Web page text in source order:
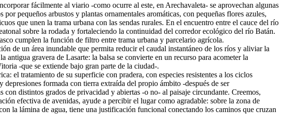
fácilmente al viario -como ocurre al este, en Arechavaleta- se aprovechan algunas
pequeños arbustos y plantas ornamentales aromáticas, con pequeñas flores azules,
que unen la trama urbana con las sendas rurales. En el encuentro entre el cauce del río
sobre la rodada y fortaleciendo la continuidad del corredor ecológico del río Batán.
cumplen la función de filtro entre trama urbana y parcelario agrícola.
de un área inundable que permita reducir el caudal instantáneo de los ríos y aliviar la
antigua gravera de Lasarte: la balsa se convierte en un recurso para acometer la
-que se extiende bajo gran parte de la ciudad-.
el tratamiento de su superficie con pradera, con especies resistentes a los ciclos
formada con tierra extraída del propio ámbito -después de ser
distintos grados de privacidad y abiertas -o no- al paisaje circundante. Creemos,
efectiva de avenidas, ayude a percibir el lugar como agradable: sobre la zona de
la lámina de agua, tiene una justificación funcional conectando los caminos que cruzan